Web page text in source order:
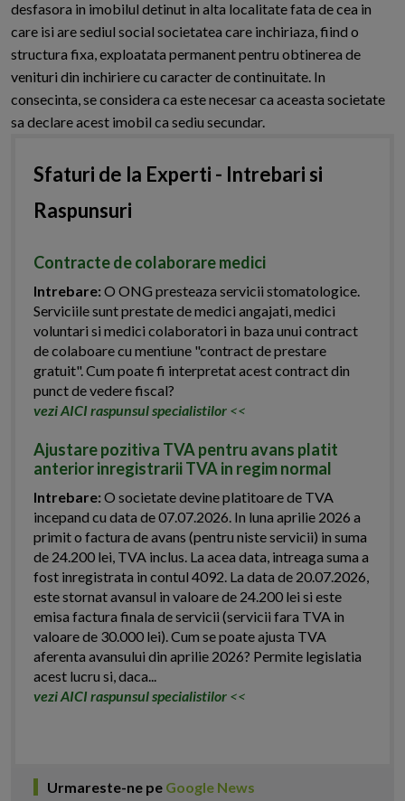
desfasora in imobilul detinut in alta localitate fata de cea in
care isi are sediul social societatea care inchiriaza, fiind o
structura fixa, exploatata permanent pentru obtinerea de
venituri din inchiriere cu caracter de continuitate. In
consecinta, se considera ca este necesar ca aceasta societate
sa declare acest imobil ca sediu secundar.
Sfaturi de la Experti - Intrebari si
Raspunsuri
Contracte de colaborare medici
Intrebare:O ONG presteaza servicii stomatologice.
Serviciile sunt prestate de medici angajati, medici
voluntari si medici colaboratori in baza unui contract
de colaboare cu mentiune "contract de prestare
gratuit". Cum poate fi interpretat acest contract din
punct de vedere fiscal?
vezi AICI raspunsul specialistilor <<
Ajustare pozitiva TVA pentru avans platit
anterior inregistrarii TVA in regim normal
Intrebare:O societate devine platitoare de TVA
incepand cu data de 07.07.2026. In luna aprilie 2026 a
primit o factura de avans (pentru niste servicii) in suma
de 24.200 lei, TVA inclus. La acea data, intreaga suma a
fost inregistrata in contul 4092. La data de 20.07.2026,
este stornat avansul in valoare de 24.200 lei si este
emisa factura finala de servicii (servicii fara TVA in
valoare de 30.000 lei). Cum se poate ajusta TVA
aferenta avansului din aprilie 2026? Permite legislatia
acest lucru si, daca...
vezi AICI raspunsul specialistilor <<
Urmareste-ne pe Google News